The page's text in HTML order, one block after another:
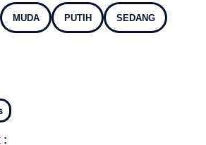
MUDA PUTIH SEDANG
: